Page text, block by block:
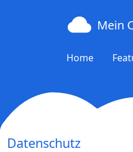
Mein
Home
Datenschutz